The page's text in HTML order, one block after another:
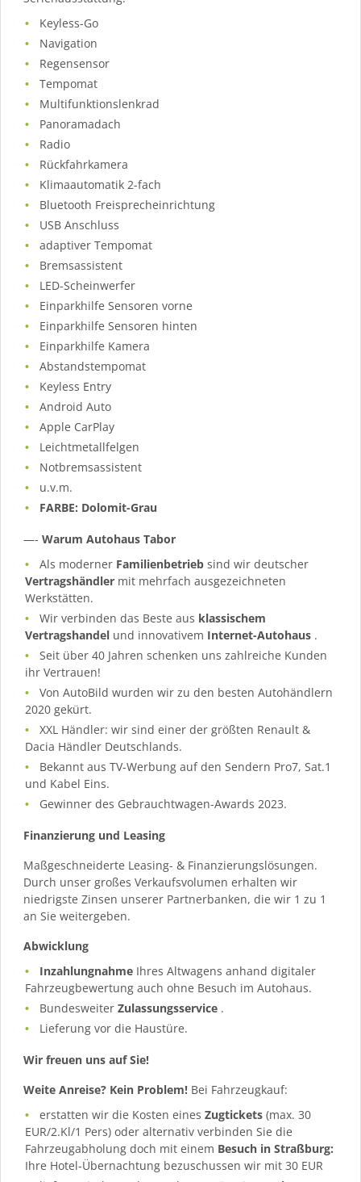
Keyless-Go
Navigation
Regensensor
Tempomat
Multifunktionslenkrad
Panoramadach
Radio
Rückfahrkamera
Klimaautomatik 2-fach
Bluetooth Freisprecheinrichtung
USB Anschluss
adaptiver Tempomat
Bremsassistent
LED-Scheinwerfer
Einparkhilfe Sensoren vorne
Einparkhilfe Sensoren hinten
Einparkhilfe Kamera
Abstandstempomat
Keyless Entry
Android Auto
Apple CarPlay
Leichtmetallfelgen
Notbremsassistent
u.v.m.
FARBE: Dolomit-Grau
—- Warum Autohaus Tabor
Als moderner Familienbetrieb sind wir deutscher
Vertragshändler mit mehrfach ausgezeichneten
Werkstätten.
Wir verbinden das Beste aus klassischem
Vertragshandel und innovativem Internet-Autohaus .
Seit über 40 Jahren schenken uns zahlreiche Kunden
ihr Vertrauen!
Von AutoBild wurden wir zu den besten Autohändlern
2020 gekürt.
XXL Händler: wir sind einer der größten Renault &
Dacia Händler Deutschlands.
Bekannt aus TV-Werbung auf den Sendern Pro7, Sat.1
und Kabel Eins.
Gewinner des Gebrauchtwagen-Awards 2023.
Finanzierung und Leasing
Maßgeschneiderte Leasing- & Finanzierungslösungen.
Durch unser großes Verkaufsvolumen erhalten wir
niedrigste Zinsen unserer Partnerbanken, die wir 1 zu 1
an Sie weitergeben.
Abwicklung
Inzahlungnahme Ihres Altwagens anhand digitaler
Fahrzeugbewertung auch ohne Besuch im Autohaus.
BundesweiterZulassungsservice .
Lieferung vor die Haustüre.
Wir freuen uns auf Sie!
Weite Anreise? Kein Problem! Bei Fahrzeugkauf:
erstatten wir die Kosten einesZugtickets (max. 30
EUR/2.Kl/1 Pers) oder alternativ verbinden Sie die
Fahrzeugabholung doch mit einem Besuch in Straßburg:
Ihre Hotel-Übernachtung bezuschussen wir mit 30 EUR